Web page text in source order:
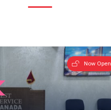
Now Open